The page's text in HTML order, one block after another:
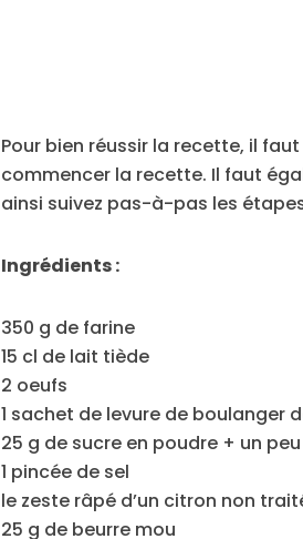
Pour bien réussir la recette, il
commencer la recette. Il faut
ainsi suivez pas-à-pas les
Ingrédients :
350 g de farine
15 cl de lait tiède
2 oeufs
1 sachet de levure de boulanger
25 g de sucre en poudre + un
1 pincée de sel
le zeste râpé d’un citron non
25 g de beurre mou